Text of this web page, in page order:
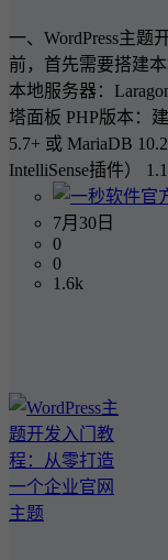
一、WordPress主题
前，首先需要搭建
本地服务器：
塔面板 PHP版本：
5.7+ 或 MariaDB
IntelliSense插件）
7月30日
0
0
1.6k